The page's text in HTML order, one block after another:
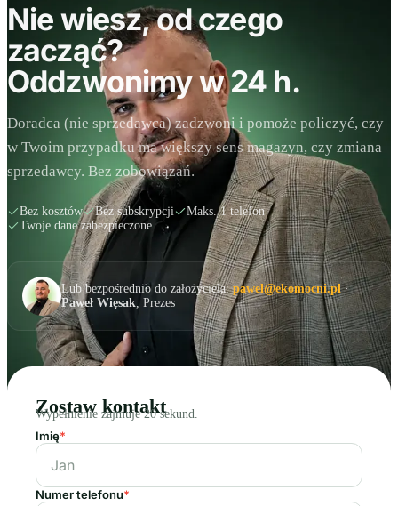
Nie wiesz, od czego
zacząć?
Oddzwonimy w 24 h.
Doradca (nie sprzedawca) zadzwoni i pomoże policzyć, czy
w Twoim przypadku ma większy sens magazyn, czy zmiana
sprzedawcy. Bez zobowiązań.
Bez kosztów Bez subskrypcji
Maks. 1 telefon
Twoje dane zabezpieczone
Lub bezpośrednio do założyciela:pawel@ekomocni.pl·
Paweł Więsak, Prezes
Zostaw kontakt
Wypełnienie zajmuje 20 sekund.
Imię*
Numer telefonu*